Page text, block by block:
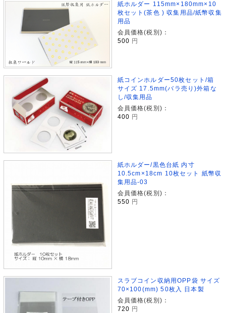
紙ホルダー 115mm×180mm×10
枚セット(茶色 ) 収集用品/紙幣収集
用品
会員価格(税別)：
500 円
紙コインホルダー50枚セット/箱
サイズ 17.5mm(バラ売り)外箱な
し/収集用品
会員価格(税別)：
400 円
紙ホルダー/黒色台紙 内寸
10.5cm×18cm 10枚セット 紙幣収
集用品-03
会員価格(税別)：
550 円
スラブコイン収納用OPP袋 サイズ
70×100(mm) 50枚入 日本製
会員価格(税別)：
720 円